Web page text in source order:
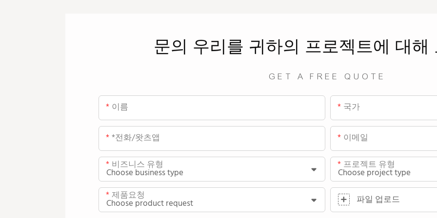
문의 우리를 귀하의 프로젝트에 대해
GET A FREE QUOTE
이름 국가
*전화/왓츠앱 이메일
비즈니스 유형 프로젝트 유형
제품요청 파일 업로드